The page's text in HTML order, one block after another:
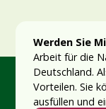
Werden Sie
Arbeit für die
Deutschland.
Vorteilen. Sie
ausfüllen und